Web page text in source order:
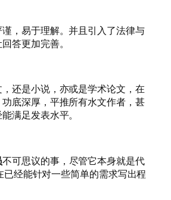
，易于理解。并且引入了法律与
答更加完善。
还是小说，亦或是学术论文，在
底深厚，平推所有水文作者，甚
满足发表水平。
不可思议的事，尽管它本身就是代
经能针对一些简单的需求写出程